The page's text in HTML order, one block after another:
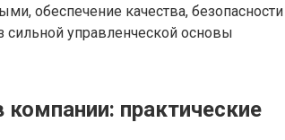
обеспечение качества, безопасности
сильной управленческой основы
компании: практические